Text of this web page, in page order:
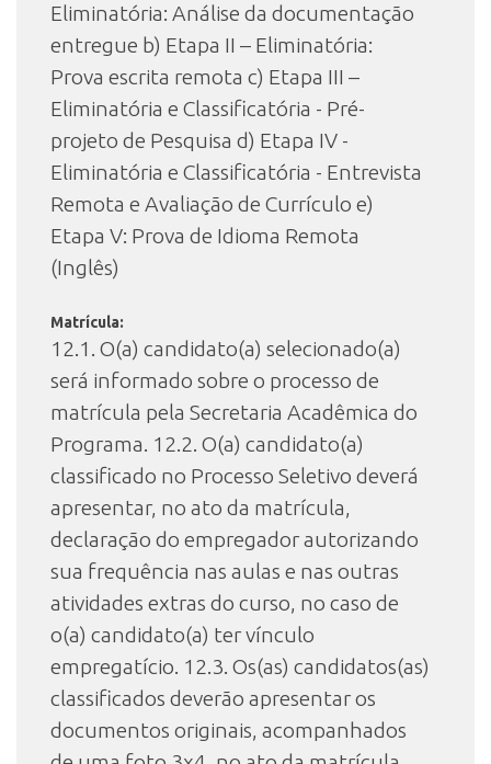
Eliminatória: Análise da documentação
entregue b) Etapa II – Eliminatória:
Prova escrita remota c) Etapa III –
Eliminatória e Classificatória - Pré-
projeto de Pesquisa d) Etapa IV -
Eliminatória e Classificatória - Entrevista
Remota e Avaliação de Currículo e)
Etapa V: Prova de Idioma Remota
(Inglês)
Matrícula:
12.1. O(a) candidato(a) selecionado(a)
será informado sobre o processo de
matrícula pela Secretaria Acadêmica do
Programa. 12.2. O(a) candidato(a)
classificado no Processo Seletivo deverá
apresentar, no ato da matrícula,
declaração do empregador autorizando
sua frequência nas aulas e nas outras
atividades extras do curso, no caso de
o(a) candidato(a) ter vínculo
empregatício. 12.3. Os(as) candidatos(as)
classificados deverão apresentar os
documentos originais, acompanhados